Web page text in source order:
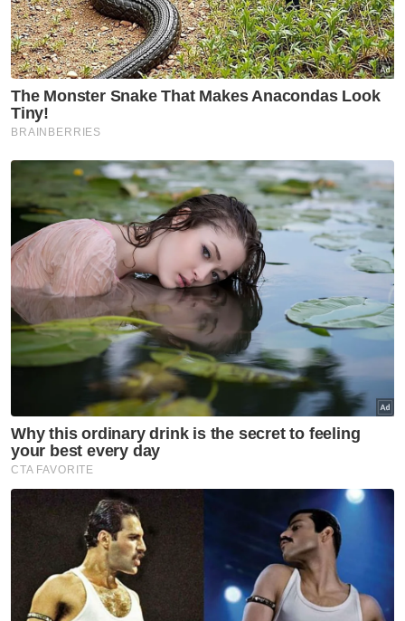
Jangan lupa follow kami diFacebook,Instagram,Threads,
Twitter,YouTube&TikTok. Join grupTelegramkamiDI SINI
untuk info dan kisah penuh inspirasi
Jangan lupa dapatkan promosi istimewaMAKANAN
KUCING TOMKRAF
secara online di platformShopee Karangkraf Mallsekarang
Zayn Rayyan
ibu zayn rayyan
lakonan semula
PDRM
damansara damai
Teruskan membaca
Dari gelanggang ke SUKMA
2026, ABARO Langkah Juara